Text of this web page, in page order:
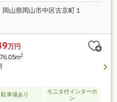
岡山県岡山市中区古京町１
万円
2
駐車場あり
モニタ付インターホ
ン